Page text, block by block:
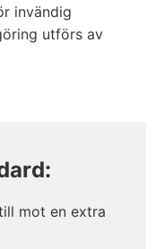
invändig
utförs av
mot en extra